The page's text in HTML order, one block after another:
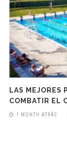
LAS MEJORES
COMBATIR EL
1 MONTH ATRÁS